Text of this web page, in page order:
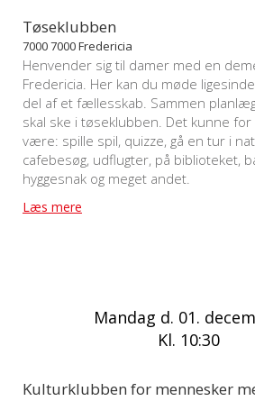
Tøseklubben
7000 7000 Fredericia
Henvender sig til damer med en
Fredericia. Her kan du møde
del af et fællesskab. Sammen
skal ske i tøseklubben. Det kunne
være: spille spil, quizze, gå en tur i
cafebesøg, udflugter, på biblioteket,
hyggesnak og meget andet.
Læs mere
Mandag d. 01.
Kl. 10:30
Kulturklubben for mennesker